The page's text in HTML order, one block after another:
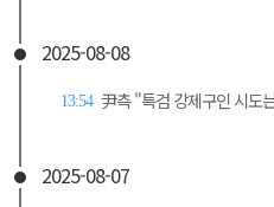
2025-08-08
13:54 尹측 "특검 강제구인 시도
2025-08-07